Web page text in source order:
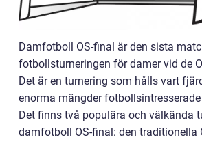
Damfotboll OS-final är den sista
fotbollsturneringen för damer vid de
Det är en turnering som hålls vart
enorma mängder
Det finns två populära och välkända
damfotboll OS-final: den traditionella